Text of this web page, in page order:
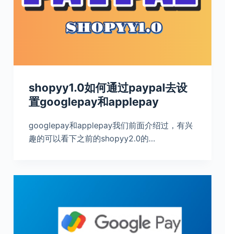
shopyy1.0如何通过paypal去设
置googlepay和applepay
googlepay和applepay我们前面介绍过，有兴
趣的可以看下之前的shopyy2.0的…